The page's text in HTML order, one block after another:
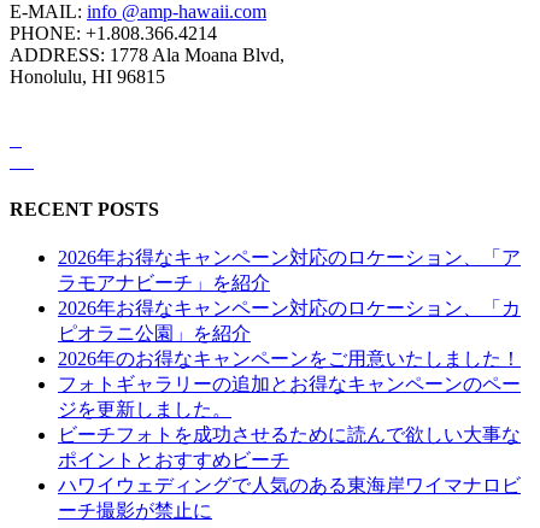
E-MAIL: info @amp-hawaii.com
PHONE: +1.808.366.4214
ADDRESS: 1778 Ala Moana Blvd,
Honolulu, HI 96815
RECENT POSTS
2026年お得なキャンペーン対応のロケーション、「ア
ラモアナビーチ」を紹介
2026年お得なキャンペーン対応のロケーション、「カ
ピオラニ公園」を紹介
2026年のお得なキャンペーンをご用意いたしました！
フォトギャラリーの追加とお得なキャンペーンのペー
ジを更新しました。
ビーチフォトを成功させるために読んで欲しい大事な
ポイントとおすすめビーチ
ハワイウェディングで人気のある東海岸ワイマナロビ
ーチ撮影が禁止に